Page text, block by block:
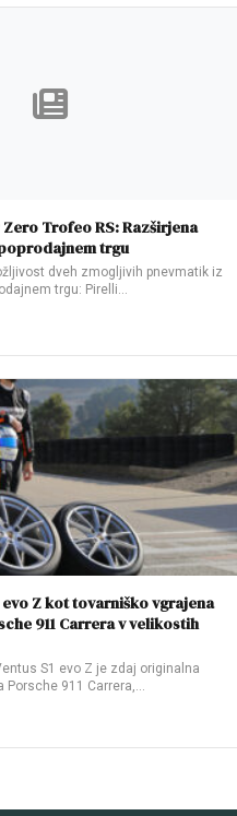
Trofeo RS: Razširjena
trgu
dveh zmogljivih pnevmatik iz
trgu: Pirelli…
evo Z kot tovarniško vgrajena
911 Carrera v velikostih
S1 evo Z je zdaj originalna
Porsche 911 Carrera,…